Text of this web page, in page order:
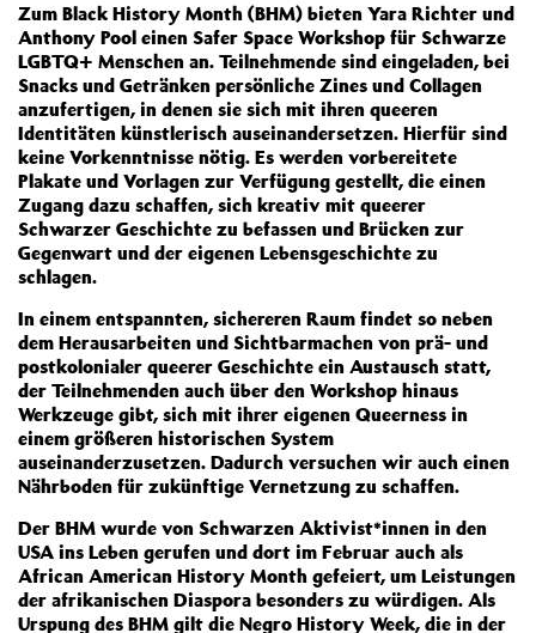
Zum Black History Month (BHM) bieten Yara Richter und
Anthony Pool einen Safer Space Workshop für Schwarze
LGBTQ+ Menschen an. Teilnehmende sind eingeladen, bei
Snacks und Getränken persönliche Zines und Collagen
anzufertigen, in denen sie sich mit ihren queeren
Identitäten künstlerisch auseinandersetzen. Hierfür sind
keine Vorkenntnisse nötig. Es werden vorbereitete
Plakate und Vorlagen zur Verfügung gestellt, die einen
Zugang dazu schaffen, sich kreativ mit queerer
Schwarzer Geschichte zu befassen und Brücken zur
Gegenwart und der eigenen Lebensgeschichte zu
schlagen.
In einem entspannten, sichereren Raum findet so neben
dem Herausarbeiten und Sichtbarmachen von prä- und
postkolonialer queerer Geschichte ein Austausch statt,
der Teilnehmenden auch über den Workshop hinaus
Werkzeuge gibt, sich mit ihrer eigenen Queerness in
einem größeren historischen System
auseinanderzusetzen. Dadurch versuchen wir auch einen
Nährboden für zukünftige Vernetzung zu schaffen.
Der BHM wurde von Schwarzen Aktivist*innen in den
USA ins Leben gerufen und dort im Februar auch als
African American History Month gefeiert, um Leistungen
der afrikanischen Diaspora besonders zu würdigen. Als
Urspung des BHM gilt die Negro History Week, die in der